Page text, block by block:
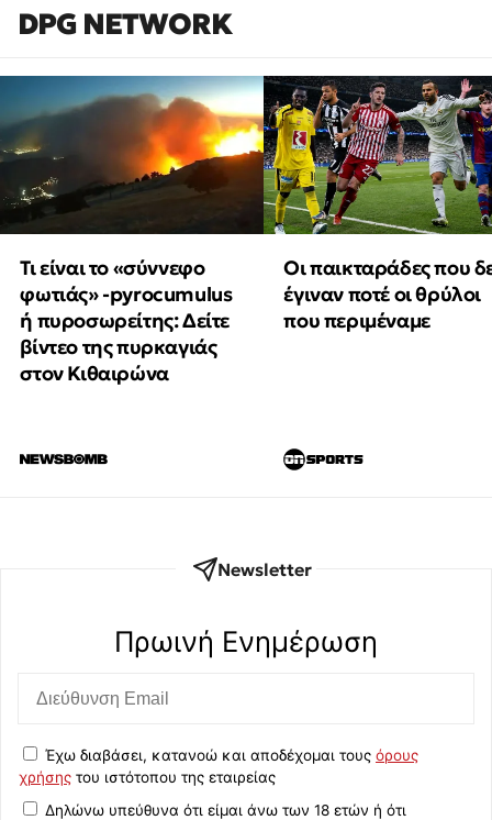
DPG NETWORK
Τι είναι το «σύννεφο
φωτιάς» -pyrocumulus
ή πυροσωρείτης: Δείτε
βίντεο της πυρκαγιάς
στον Κιθαιρώνα
Οι παικταράδες που
έγιναν ποτέ οι θρύλοι
που περιμέναμε
Newsletter
Πρωινή Eνημέρωση
Έχω διαβάσει, κατανοώ και αποδέχομαι τους όρους
χρήσης του ιστότοπου της εταιρείας
Δηλώνω υπεύθυνα ότι είμαι άνω των 18 ετών ή ότι